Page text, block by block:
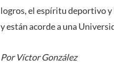
logros, el espíritu deportivo y
y están acorde a una
Por Víctor González